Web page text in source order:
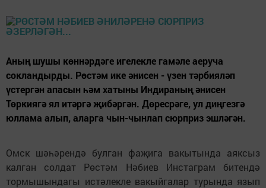
Аның шушы көннәрдәге игелекле гамәле аеруча
сокландырды. Рөстәм ике әнисен - үзен тәрбияләп
үстергән апасын һәм хатыны Индираның әнисен
Төркиягә ял итәргә җибәргән. Дөресрәге, ул диңгезгә
юллама алып, аларга чын-чынлап сюрприз эшләгән.
Омск шәһәрендә булган фаҗига вакытында аяксыз
калган солдат Рөстәм Нәбиев Инстаграм битендә
тормышындагы истәлекле вакыйгалар турында язып